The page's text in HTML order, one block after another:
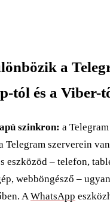
a
tól és a Viber-
szinkron: a
Telegram szerverein
eszközöd – telefon,
webböngésző –
AWhatsApp